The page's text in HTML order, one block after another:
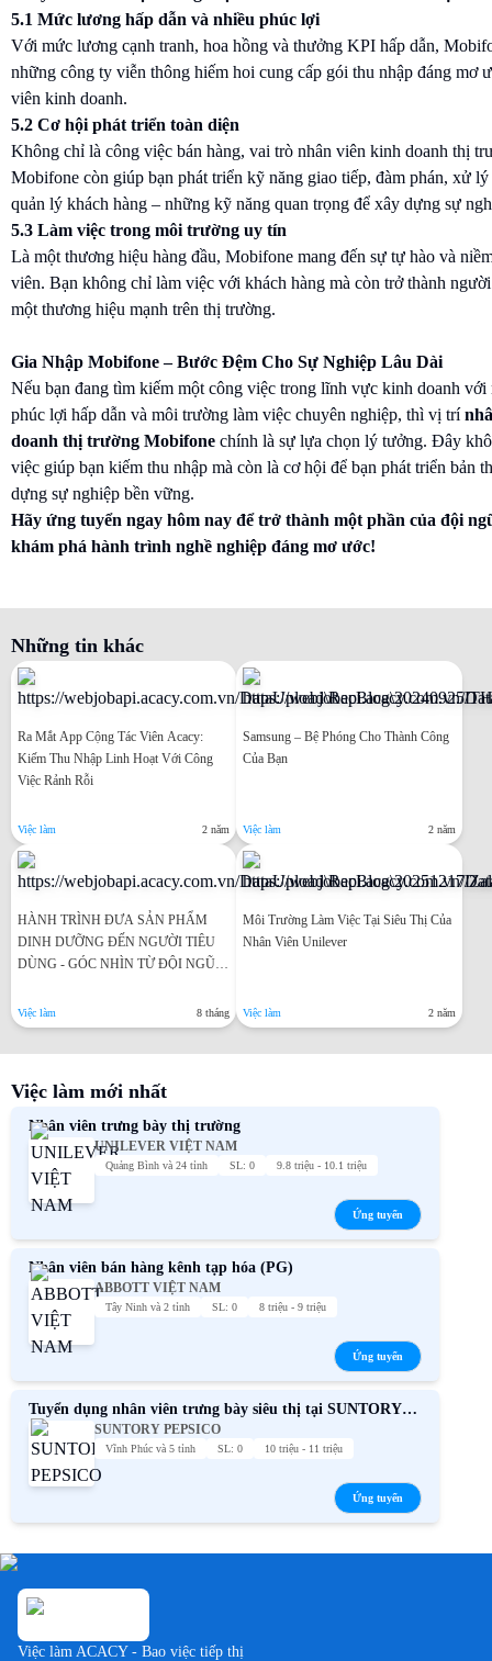
5.1 Mức lương hấp dẫn và nhiều phúc lợi
Với mức lương cạnh tranh, hoa hồng và thưởng KPI hấp dẫn,
những công ty viễn thông hiếm hoi cung cấp gói thu nhập đáng mơ
viên kinh doanh.
5.2 Cơ hội phát triển toàn diện
Không chỉ là công việc bán hàng, vai trò nhân viên kinh doanh thị
Mobifone còn giúp bạn phát triển kỹ năng giao tiếp, đàm phán, xử
quản lý khách hàng – những kỹ năng quan trọng để xây dựng sự
5.3 Làm việc trong môi trường uy tín
Là một thương hiệu hàng đầu, Mobifone mang đến sự tự hào và
viên. Bạn không chỉ làm việc với khách hàng mà còn trở thành
một thương hiệu mạnh trên thị trường.
Gia Nhập Mobifone – Bước Đệm Cho Sự Nghiệp Lâu Dài
Nếu bạn đang tìm kiếm một công việc trong lĩnh vực kinh doanh với
phúc lợi hấp dẫn và môi trường làm việc chuyên nghiệp, thì vị trí
doanh thị trường Mobifone chính là sự lựa chọn lý tưởng. Đây
việc giúp bạn kiếm thu nhập mà còn là cơ hội để bạn phát triển bản
dựng sự nghiệp bền vững.
Hãy ứng tuyển ngay hôm nay để trở thành một phần của đội
khám phá hành trình nghề nghiệp đáng mơ ước!
Việc làm mới nhất
Nhân viên trưng bày thị trường
UNILEVER VIỆT NAM
Quảng Bình và 24 tỉnh SL: 0 9.8 triệu - 10.1 triệu
Ứng tuyển
Nhân viên bán hàng kênh tạp hóa (PG)
ABBOTT VIỆT NAM
Tây Ninh và 2 tỉnh SL: 0 8 triệu - 9 triệu
Ứng tuyển
Tuyển dụng nhân viên trưng bày siêu thị tại SUNTORY
PEPSICO toàn quốc
SUNTORY PEPSICO
Vĩnh Phúc và 5 tỉnh SL: 0 10 triệu - 11 triệu
Ứng tuyển
Những tin khác
Ra Mắt App Cộng Tác Viên Acacy:
Kiếm Thu Nhập Linh Hoạt Với Công
Việc Rảnh Rỗi
Việc làm 2 năm
Samsung – Bệ Phóng Cho Thành Công
Của Bạn
Việc làm 2 năm
HÀNH TRÌNH ĐƯA SẢN PHẨM
DINH DƯỠNG ĐẾN NGƯỜI TIÊU
DÙNG - GÓC NHÌN TỪ ĐỘI NGŨ
Việc làm 8 tháng
Môi Trường Làm Việc Tại Siêu Thị Của
Nhân Viên Unilever
Việc làm 2 năm
Việc làm ACACY - Bao việc tiếp thị